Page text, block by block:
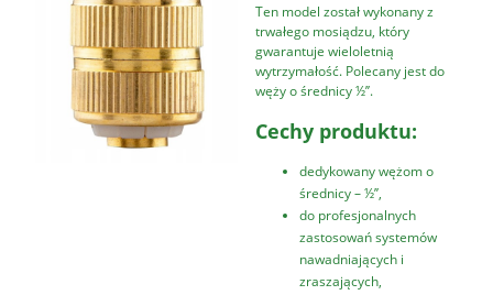
Ten model został wykonany z
trwałego mosiądzu, który
gwarantuje wieloletnią
wytrzymałość. Polecany jest do
węży o średnicy ½’’.
Cechy produktu:
dedykowany wężom o
średnicy – ½’’,
do profesjonalnych
zastosowań systemów
nawadniających i
zraszających,